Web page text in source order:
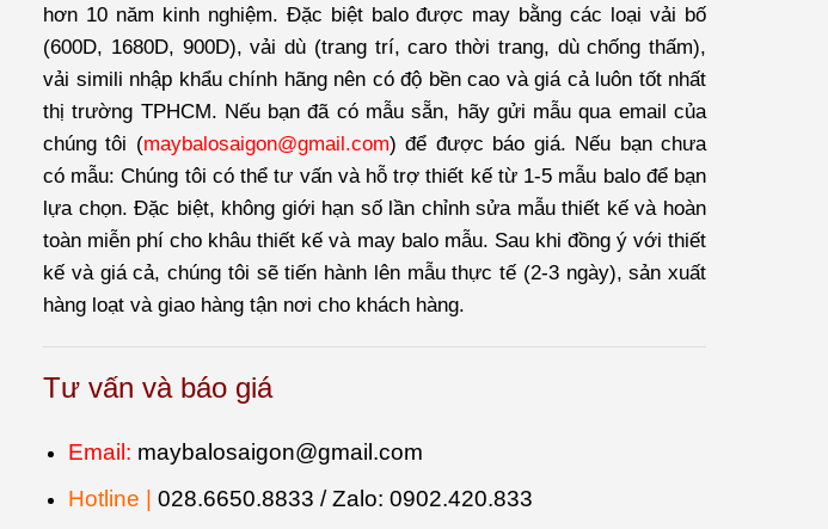
hơn 10 năm kinh nghiệm. Đặc biệt balo được may bằng các loại vải bố
(600D, 1680D, 900D), vải dù (trang trí, caro thời trang, dù chống thấm),
vải simili nhập khẩu chính hãng nên có độ bền cao và giá cả luôn tốt nhất
thị trường TPHCM. Nếu bạn đã có mẫu sẵn, hãy gửi mẫu qua email của
chúng tôi (maybalosaigon@gmail.com) để được báo giá. Nếu bạn chưa
có mẫu: Chúng tôi có thể tư vấn và hỗ trợ thiết kế từ 1-5 mẫu balo để bạn
lựa chọn. Đặc biệt, không giới hạn số lần chỉnh sửa mẫu thiết kế và hoàn
toàn miễn phí cho khâu thiết kế và may balo mẫu. Sau khi đồng ý với thiết
kế và giá cả, chúng tôi sẽ tiến hành lên mẫu thực tế (2-3 ngày), sản xuất
hàng loạt và giao hàng tận nơi cho khách hàng.
Tư vấn và báo giá
Email: maybalosaigon@gmail.com
Hotline |
028.6650.8833 / Zalo: 0902.420.833